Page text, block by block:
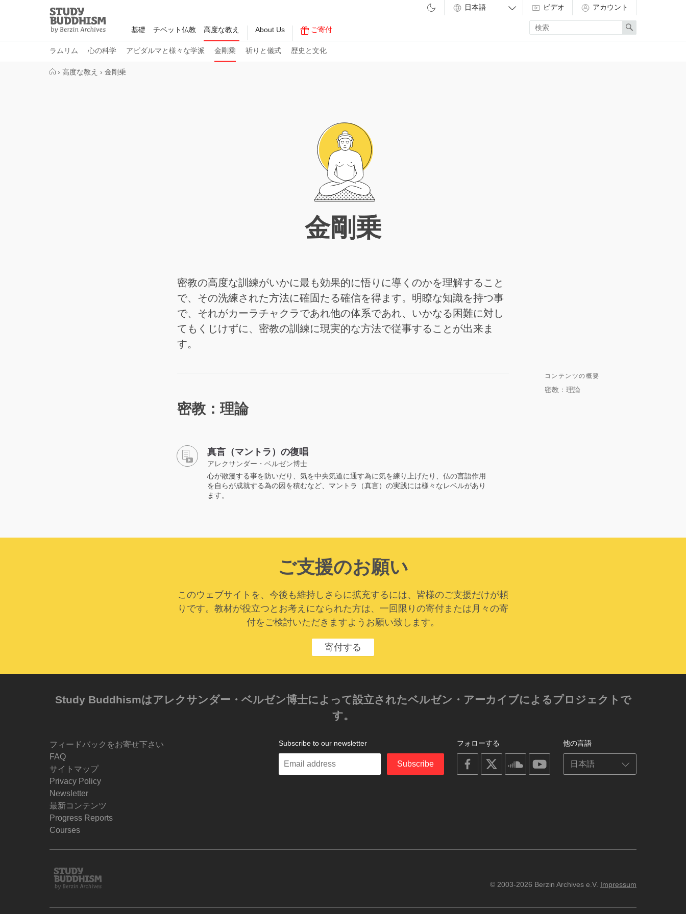
Study
Buddhism
Home
基礎 チベット仏教 高度な教え
ラムリム 心の科学 アビダルマと様々な学派 金剛乗 祈りと儀式 歴史と文化
About Us ご寄付
ビデオ アカウント
Enter
search
term
Search
› 高度な教え › 金剛乗
金剛乗
密教の高度な訓練がいかに最も効果的に悟りに導くのかを理解すること
で、その洗練された方法に確固たる確信を得ます。明瞭な知識を持つ事
で、それがカーラチャクラであれ他の体系であれ、いかなる困難に対し
てもくじけずに、密教の訓練に現実的な方法で従事することが出来ま
す。
コンテンツの概要
密教：理論
密教：理論
真言（マントラ）の復唱
アレクサンダー・ベルゼン博士
心が散漫する事を防いだり、気を中央気道に通す為に気を練り上げたり、仏の言語作用
を自らが成就する為の因を積むなど、マントラ（真言）の実践には様々なレベルがあり
ます。
ご支援のお願い
このウェブサイトを、今後も維持しさらに拡充するには、皆様のご支援だけが頼
りです。教材が役立つとお考えになられた方は、一回限りの寄付または月々の寄
付をご検討いただきますようお願い致します。
寄付する
Study Buddhismはアレクサンダー・ベルゼン博士によって設立されたベルゼン・アーカイブによるプロジェクトで
す。
フィードバックをお寄せ下さい
FAQ
サイトマップ
Privacy Policy
Newsletter
最新コンテンツ
Progress Reports
Courses
他の言語
フォローする
on
facebook
on
on
soundcloudyoutube
Subscribe to our newsletter
Enter
Subscribe
Study
Buddhism
© 2003-2026 Berzin Archives e.V. Impressum